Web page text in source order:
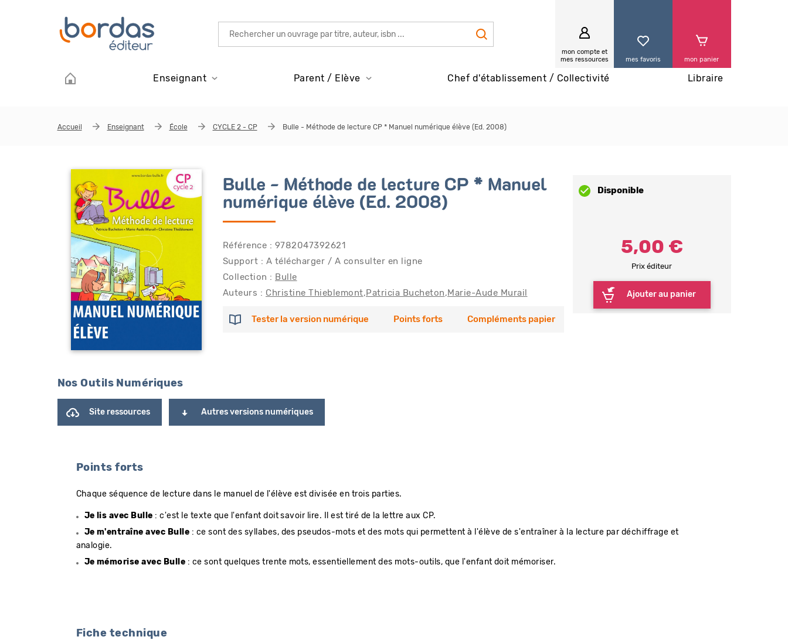
Aller au contenu principal
mon compte et
mes ressources
mes favoris mon panier
Enseignant Parent / Elève Chef d'établissement / Collectivité Libraire
Accueil Enseignant École CYCLE 2 - CP Bulle - Méthode de lecture CP * Manuel numérique élève (Ed. 2008)
Bulle - Méthode de lecture CP * Manuel
numérique élève (Ed. 2008)
Référence : 9782047392621
Support : A télécharger / A consulter en ligne
Collection : Bulle
Auteurs : Christine Thieblemont Patricia Bucheton Marie-Aude Murail
Tester la version numérique Points forts Compléments papier
Disponible
Prix éditeur
5,00 €
Ajouter au panier
Nos Outils Numériques
Site ressources Autres versions numériques
Points forts
Chaque séquence de lecture dans le manuel de l'élève est divisée en trois parties.
Je lis avec Bulle : c'est le texte que l'enfant doit savoir lire. Il est tiré de la lettre aux CP.
Je m'entraîne avec Bulle : ce sont des syllabes, des pseudos-mots et des mots qui permettent à l'élève de s'entraîner à la lecture par déchiffrage et
analogie.
Je mémorise avec Bulle : ce sont quelques trente mots, essentiellement des mots-outils, que l'enfant doit mémoriser.
Fiche technique